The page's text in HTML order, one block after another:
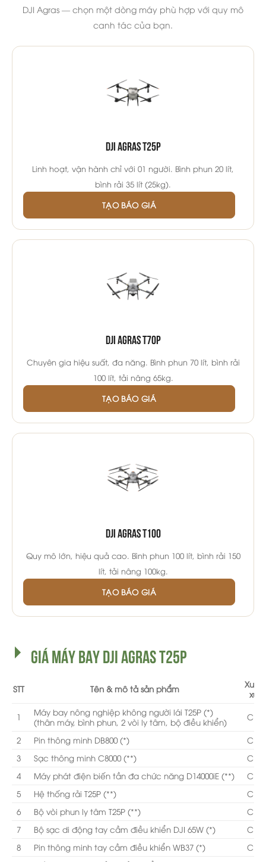
DJI Agras — chọn một dòng máy phù hợp với quy mô
canh tác của bạn.
DJI Agras T25P
Linh hoạt, vận hành chỉ với 01 người. Bình phun 20 lít,
bình rải 35 lít (25kg).
TẠO BÁO GIÁ
DJI Agras T70P
Chuyên gia hiệu suất, đa năng. Bình phun 70 lít, bình rải
100 lít, tải nâng 65kg.
TẠO BÁO GIÁ
DJI Agras T100
Quy mô lớn, hiệu quả cao. Bình phun 100 lít, bình rải 150
lít, tải nâng 100kg.
TẠO BÁO GIÁ
GIÁ MÁY BAY DJI AGRAS T25P
STT Tên & mô tả sản phẩm
Xuất
xứ
1
Máy bay nông nghiệp không người lái T25P (*)
(thân máy, bình phun, 2 vòi ly tâm, bộ điều khiển)
CN
2 Pin thông minh DB800 (*)
CN
3
Sạc thông minh C8000 (**)
CN
4
Máy phát điện biến tần đa chức năng D14000iE (**)
CN
5
Hệ thống rải T25P (**)
CN
6
Bộ vòi phun ly tâm T25P (**)
CN
7
Bộ sạc di động tay cầm điều khiển DJI 65W (*)
CN
8
Pin thông minh tay cầm điều khiển WB37 (*)
CN